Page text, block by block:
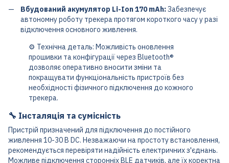
Вбудований акумулятор Li-Ion 170 mAh:Забезпечує
автономну роботу трекера протягом короткого часу у разі
відключення основного живлення.
⚙️ Технічна деталь: Можливість оновлення
прошивки та конфігурації через Bluetooth®
дозволяє оперативно вносити зміни та
покращувати функціональність пристроїв без
необхідності фізичного підключення до кожного
трекера.
🔧 Інсталяція та сумісність
Пристрій призначений для підключення до постійного
живлення 10-30 В DC. Незважаючи на простоту встановлення,
рекомендується перевіряти надійність електричних з'єднань.
Можливе підключення сторонніх BLE датчиків, але їх коректна